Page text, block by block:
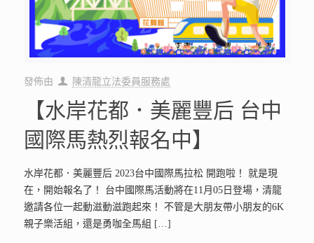
發佈由 陳清龍立法委員服務處
【水岸花都．美麗豐后 台中
國際馬熱烈報名中】
水岸花都．美麗豐后 2023台中國際馬拉松 開跑啦！ 就是現
在，開始報名了！ 台中國際馬活動將在11月05日登場，清龍
邀請各位一起動滋動滋跑起來！ 不管是大朋友帶小朋友的6K
親子樂活組，還是勇咖全馬組 […]